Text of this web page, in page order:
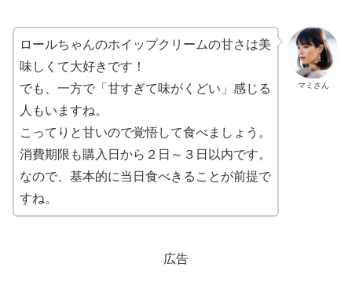
マミさん
ロールちゃんのホイップクリームの甘さは美
味しくて大好きです！
でも、一方で「甘すぎて味がくどい」感じる
人もいますね。
こってりと甘いので覚悟して食べましょう。
消費期限も購入日から２日～３日以内です。
なので、基本的に当日食べきることが前提で
すね。
広告